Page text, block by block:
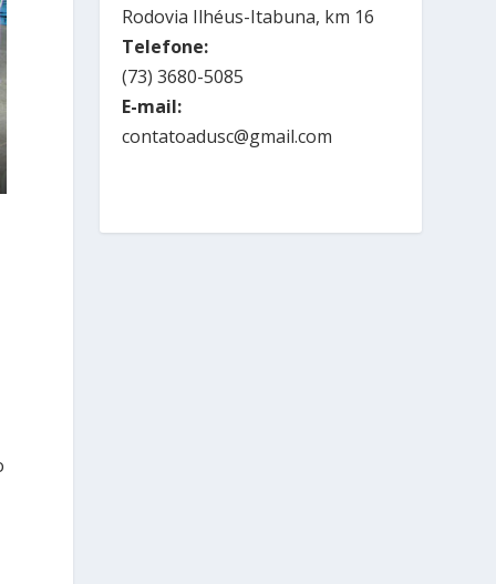
Rodovia Ilhéus-Itabuna, km 16
Telefone:
(73) 3680-5085
E-mail:
contatoadusc@gmail.com